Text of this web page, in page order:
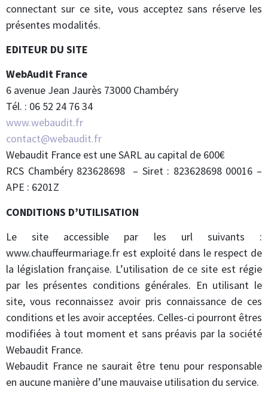
connectant sur ce site, vous acceptez sans réserve les
présentes modalités.
EDITEUR DU SITE
WebAudit France
6 avenue Jean Jaurès 73000 Chambéry
Tél. : 06 52 24 76 34
www.webaudit.fr
contact@webaudit.fr
Webaudit France est une SARL au capital de 600€
RCS Chambéry 823628698 – Siret : 823628698 00016 –
APE : 6201Z
CONDITIONS D’UTILISATION
Le site accessible par les url suivants :
www.chauffeurmariage.fr est exploité dans le respect de
la législation française. L’utilisation de ce site est régie
par les présentes conditions générales. En utilisant le
site, vous reconnaissez avoir pris connaissance de ces
conditions et les avoir acceptées. Celles-ci pourront êtres
modifiées à tout moment et sans préavis par la société
Webaudit France.
Webaudit France ne saurait être tenu pour responsable
en aucune manière d’une mauvaise utilisation du service.